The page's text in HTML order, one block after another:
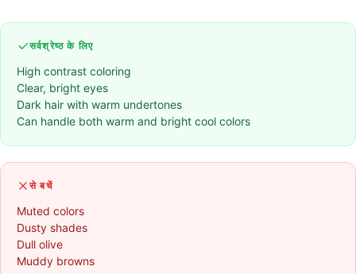
सर्वश्रेष्ठ के लिए
High contrast coloring
Clear, bright eyes
Dark hair with warm undertones
Can handle both warm and bright cool colors
से बचें
Muted colors
Dusty shades
Dull olive
Muddy browns